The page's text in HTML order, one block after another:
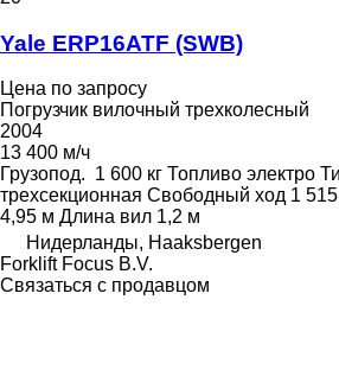
Yale ERP16ATF (SWB)
Цена по запросу
Погрузчик вилочный трехколесный
2004
13 400 м/ч
Грузопод. 1 600 кг Топливо электро
трехсекционная Свободный ход 1
4,95 м Длина вил 1,2 м
Нидерланды, Haaksbergen
Forklift Focus B.V.
Связаться с продавцом